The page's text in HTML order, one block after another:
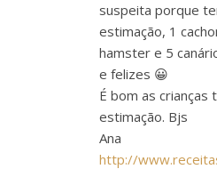
suspeita porque
estimação, 1
hamster e 5
e felizes 😀
É bom as crianças
estimação. Bjs
Ana
http://